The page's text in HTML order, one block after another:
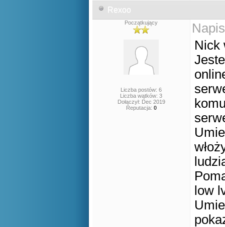
Rexoo
Początkujący
Liczba postów: 6
Liczba wątków: 3
Dołączył: Dec 2019
Reputacja: 0
Nick
low